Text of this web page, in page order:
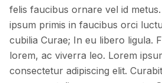
felis faucibus ornare vel id
ipsum primis in faucibus orci
cubilia Curae; In eu libero ligula.
lorem, ac viverra leo. Lorem
consectetur adipiscing elit.